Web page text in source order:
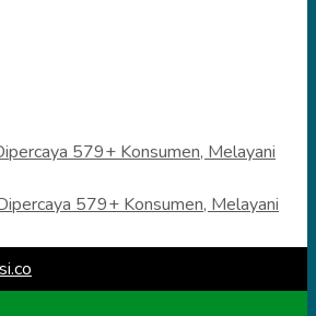
579+ Konsumen, Melayani
579+ Konsumen, Melayani